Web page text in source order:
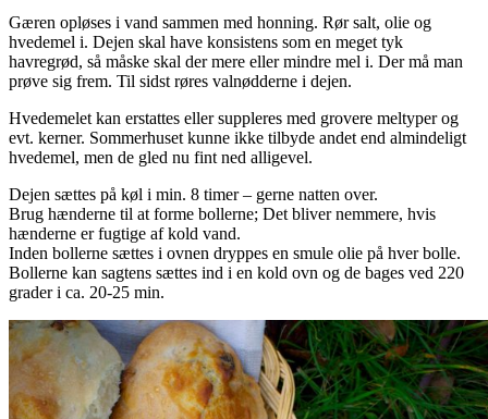
Gæren opløses i vand sammen med honning. Rør salt, olie og
hvedemel i. Dejen skal have konsistens som en meget tyk
havregrød, så måske skal der mere eller mindre mel i. Der må man
prøve sig frem. Til sidst røres valnødderne i dejen.
Hvedemelet kan erstattes eller suppleres med grovere meltyper og
evt. kerner. Sommerhuset kunne ikke tilbyde andet end almindeligt
hvedemel, men de gled nu fint ned alligevel.
Dejen sættes på køl i min. 8 timer – gerne natten over.
Brug hænderne til at forme bollerne; Det bliver nemmere, hvis
hænderne er fugtige af kold vand.
Inden bollerne sættes i ovnen dryppes en smule olie på hver bolle.
Bollerne kan sagtens sættes ind i en kold ovn og de bages ved 220
grader i ca. 20-25 min.